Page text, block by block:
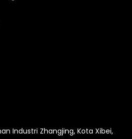
Industri Zhangjing, Kota Xibei,